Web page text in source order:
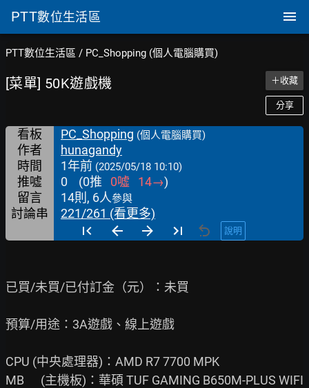
PTT數位生活區
PTT數位生活區 / PC_Shopping (個人電腦購買)
[菜單] 50K遊戲機 ＋收藏
分享
看板 PC_Shopping (個人電腦購買)
作者
hunagandy
時間
1年前 (2025/05/18 10:10)
推噓 0 (0推 0噓 14→)
留言
14則, 6人參與
討論串 221/261 (看更多)
說明
已買/未買/已付訂金（元）：未買
預算/用途：3A遊戲、線上遊戲
CPU (中央處理器)：AMD R7 7700 MPK
MB      (主機板)：華碩 TUF GAMING B650M-PLUS WIFI